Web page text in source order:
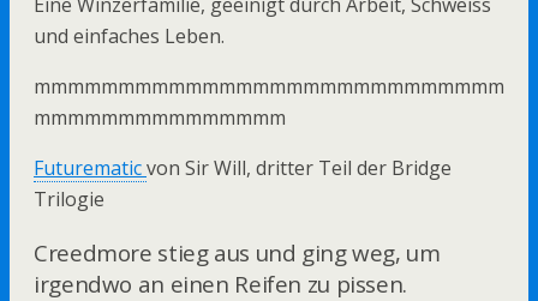
und einfaches Leben.
mmmmmmmmmmmmmmmmmmmmmmmmmmmm
mmmmmmmmmmmmmmm
Futurematicvon Sir Will, dritter Teil der Bridge
Trilogie
Creedmore stieg aus und ging weg, um
irgendwo an einen Reifen zu pissen.